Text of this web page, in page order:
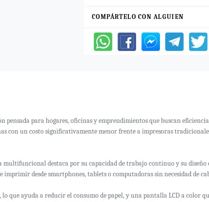
COMPÁRTELO CON ALGUIEN
pensada para hogares, oficinas y emprendimientos que buscan
con un costo significativamente menor frente a impresoras
multifuncional destaca por su capacidad de trabajo continuo y su diseño
desde smartphones, tablets o computadoras sin necesidad de
que ayuda a reducir el consumo de papel, y una pantalla LCD a color